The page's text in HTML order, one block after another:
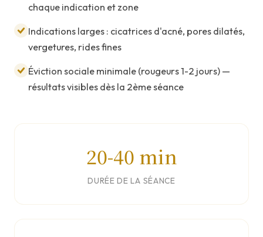
chaque indication et zone
Indications larges : cicatrices d'acné, pores dilatés,
vergetures, rides fines
Éviction sociale minimale (rougeurs 1-2 jours) —
résultats visibles dès la 2ème séance
20-40 min
DURÉE DE LA SÉANCE